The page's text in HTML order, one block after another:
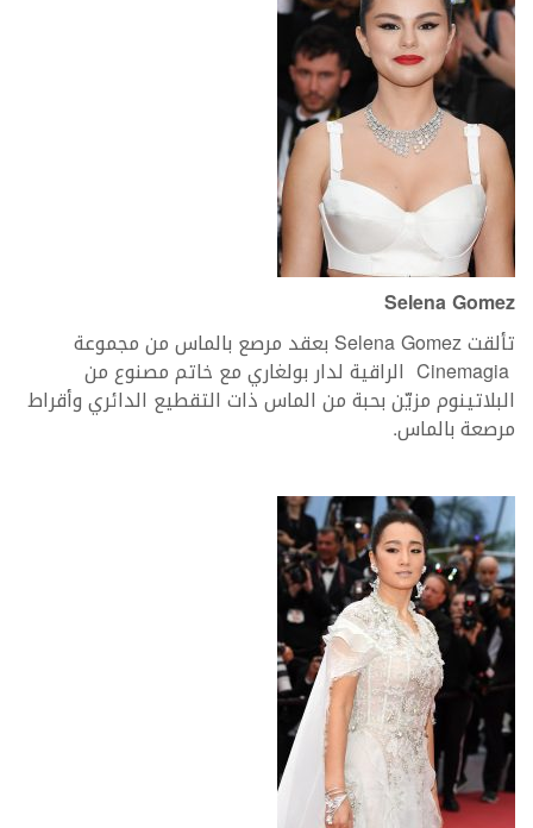
Selena Gomez
تألقت Selena Gomez بعقد مرصع بالماس من مجموعة
Cinemagia الراقية لدار بولغاري مع خاتم مصنوع من
البلاتينوم مزيّن بحبة من الماس ذات التقطيع الدائري وأقراط
مرصعة بالماس.